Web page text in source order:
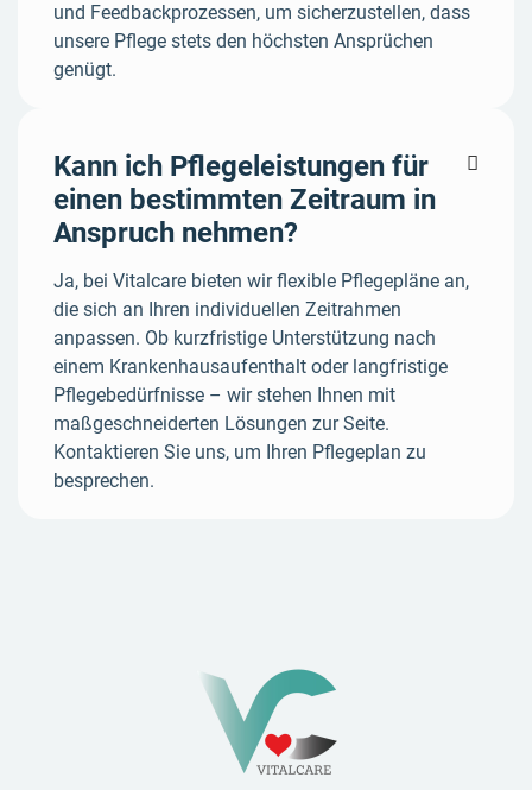
und Feedbackprozessen, um sicherzustellen, dass
unsere Pflege stets den höchsten Ansprüchen
genügt.
Kann ich Pflegeleistungen für
einen bestimmten Zeitraum in
Anspruch nehmen?

Ja, bei Vitalcare bieten wir flexible Pflegepläne an,
die sich an Ihren individuellen Zeitrahmen
anpassen. Ob kurzfristige Unterstützung nach
einem Krankenhausaufenthalt oder langfristige
Pflegebedürfnisse – wir stehen Ihnen mit
maßgeschneiderten Lösungen zur Seite.
Kontaktieren Sie uns, um Ihren Pflegeplan zu
besprechen.